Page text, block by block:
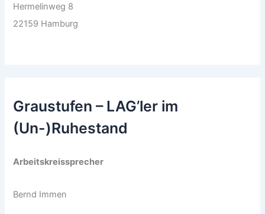
Hermelinweg 8
22159 Hamburg
Graustufen – LAG’ler im
(Un-)Ruhestand
Arbeitskreissprecher
Bernd Immen